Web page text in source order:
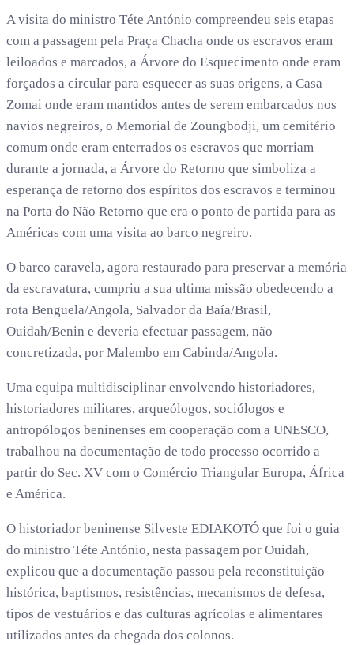
A visita do ministro Téte António compreendeu seis etapas
com a passagem pela Praça Chacha onde os escravos eram
leiloados e marcados, a Árvore do Esquecimento onde eram
forçados a circular para esquecer as suas origens, a Casa
Zomai onde eram mantidos antes de serem embarcados nos
navios negreiros, o Memorial de Zoungbodji, um cemitério
comum onde eram enterrados os escravos que morriam
durante a jornada, a Árvore do Retorno que simboliza a
esperança de retorno dos espíritos dos escravos e terminou
na Porta do Não Retorno que era o ponto de partida para as
Américas com uma visita ao barco negreiro.
O barco caravela, agora restaurado para preservar a memória
da escravatura, cumpriu a sua ultima missão obedecendo a
rota Benguela/Angola, Salvador da Baía/Brasil,
Ouidah/Benin e deveria efectuar passagem, não
concretizada, por Malembo em Cabinda/Angola.
Uma equipa multidisciplinar envolvendo historiadores,
historiadores militares, arqueólogos, sociólogos e
antropólogos beninenses em cooperação com a UNESCO,
trabalhou na documentação de todo processo ocorrido a
partir do Sec. XV com o Comércio Triangular Europa, África
e América.
O historiador beninense Silveste EDIAKOTÓ que foi o guia
do ministro Téte António, nesta passagem por Ouidah,
explicou que a documentação passou pela reconstituição
histórica, baptismos, resistências, mecanismos de defesa,
tipos de vestuários e das culturas agrícolas e alimentares
utilizados antes da chegada dos colonos.